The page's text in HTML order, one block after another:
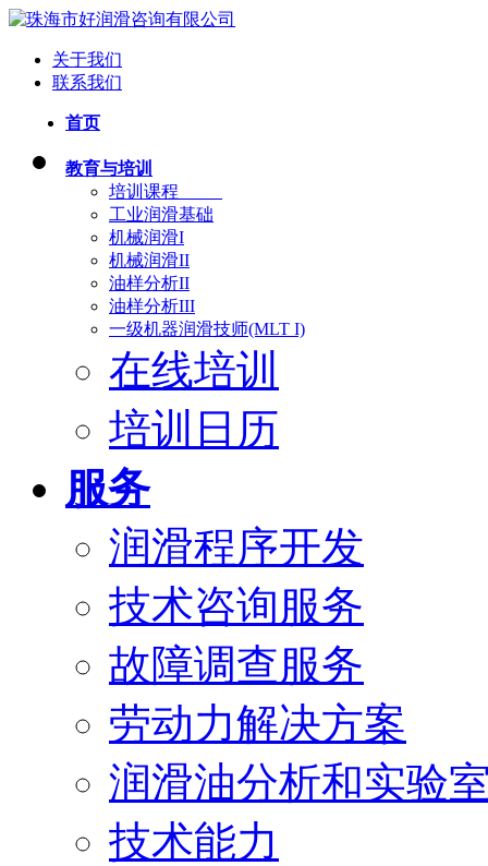
关于我们
联系我们
首页
教育与培训
培训课程
工业润滑基础
机械润滑I
机械润滑II
油样分析II
油样分析III
一级机器润滑技师(MLT I)
在线培训
培训日历
服务
润滑程序开发
技术咨询服务
故障调查服务
劳动力解决方案
润滑油分析和实验
技术能力